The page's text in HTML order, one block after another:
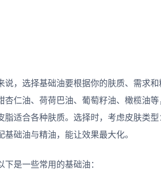
，选择基础油要根据你的肤质、需求
仁油、荷荷巴油、葡萄籽油、橄榄油
适合各种肤质。选择时，考虑皮肤类型
础油与精油，能让效果最大化。
是一些常用的基础油：